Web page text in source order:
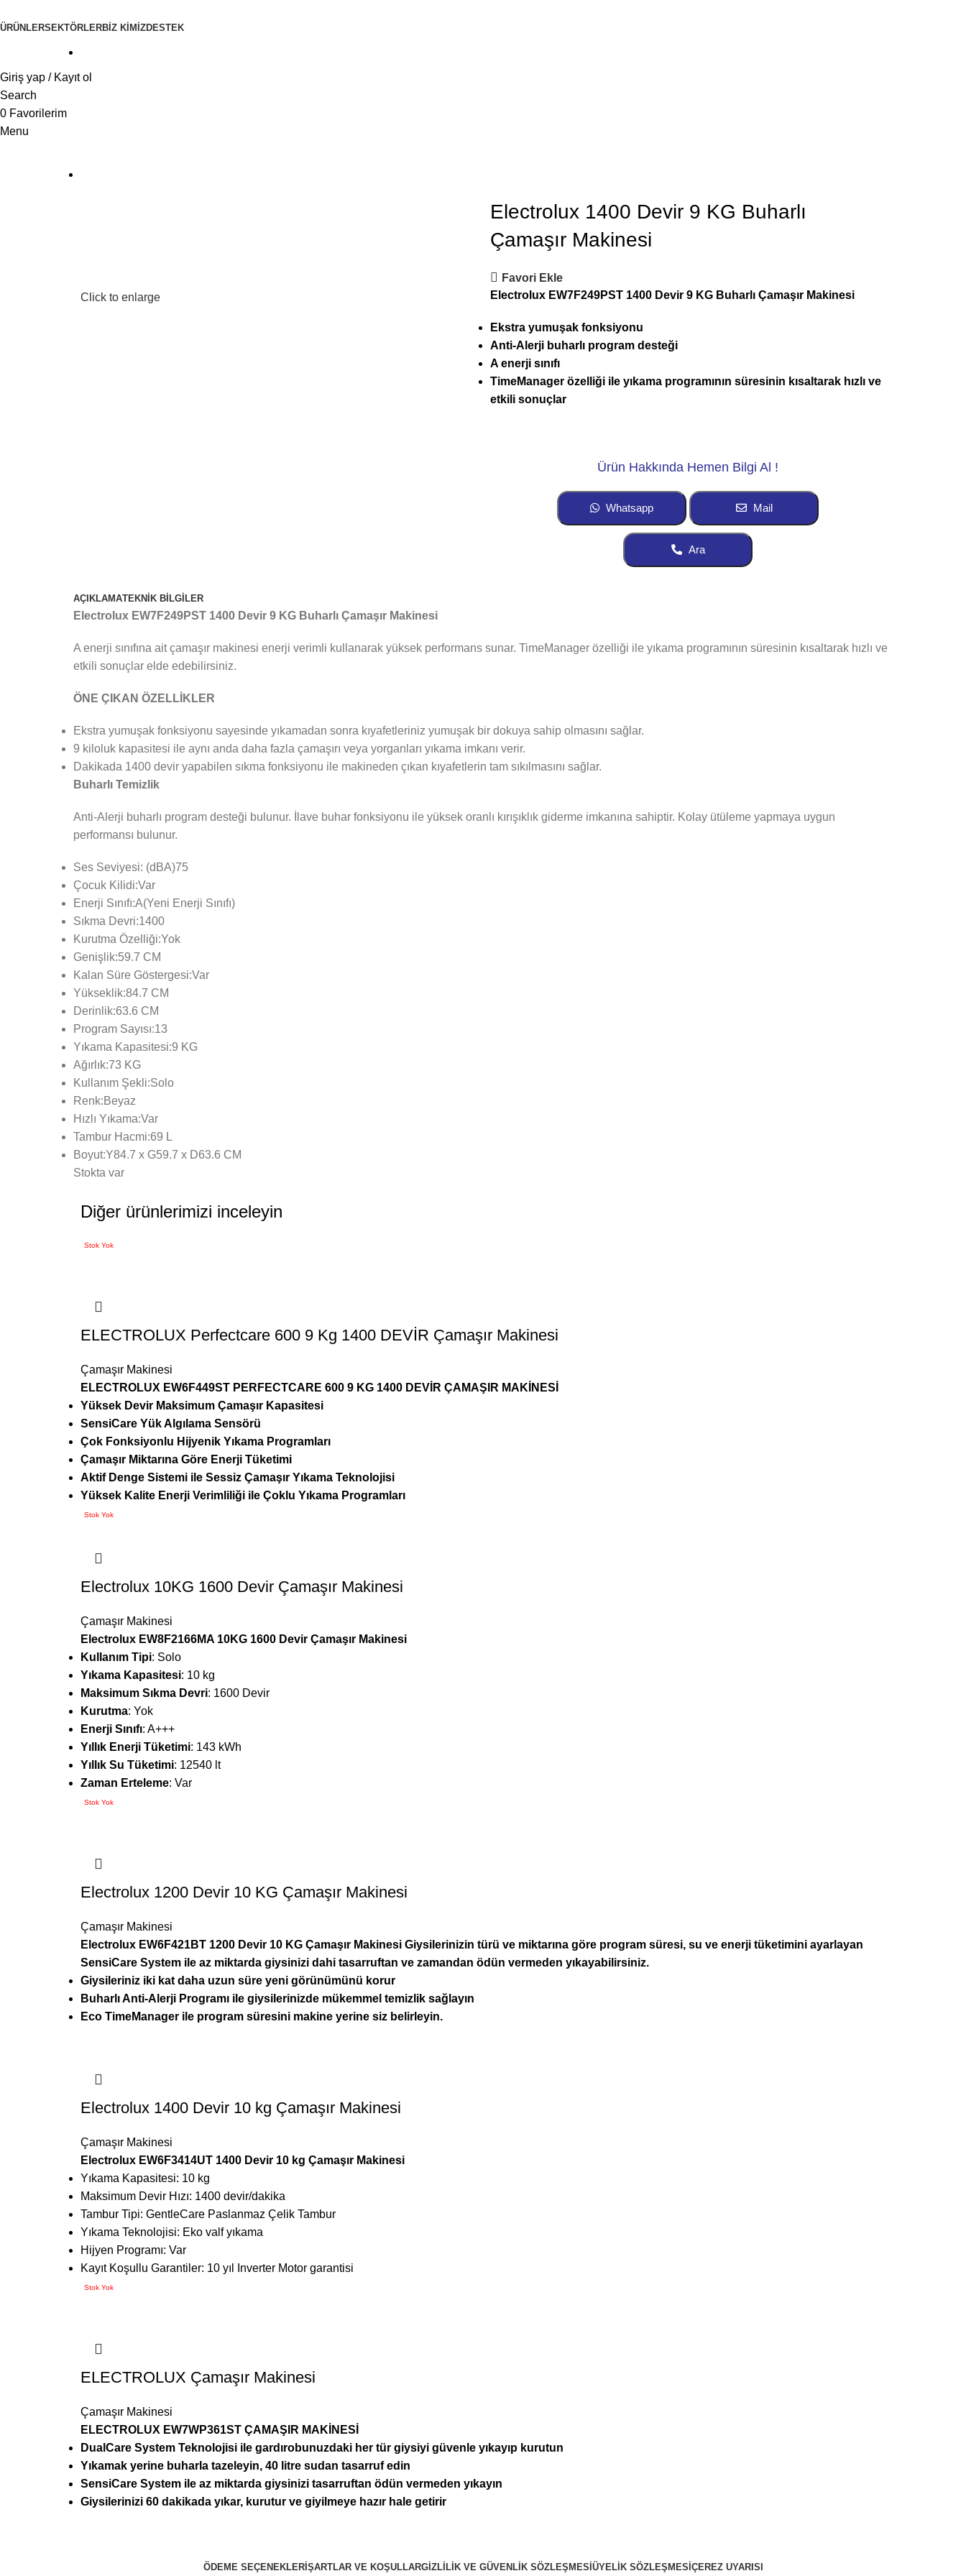
ÜRÜNLERSEKTÖRLERBİZ KİMİZDESTEK
Giriş yap / Kayıt ol
Search
0 Favorilerim
Menu
Click to enlarge
Electrolux 1400 Devir 9 KG Buharlı
Çamaşır Makinesi
Favori Ekle
Electrolux EW7F249PST 1400 Devir 9 KG Buharlı Çamaşır Makinesi
Ekstra yumuşak fonksiyonu
Anti-Alerji buharlı program desteği
A enerji sınıfı
TimeManager özelliği ile yıkama programının süresinin kısaltarak hızlı ve
etkili sonuçlar
Ürün Hakkında Hemen Bilgi Al !
Whatsapp Mail
Ara
AÇIKLAMATEKNİK BİLGİLER
Electrolux EW7F249PST 1400 Devir 9 KG Buharlı Çamaşır Makinesi
A enerji sınıfına ait çamaşır makinesi enerji verimli kullanarak yüksek performans sunar. TimeManager özelliği ile yıkama programının süresinin kısaltarak hızlı ve
etkili sonuçlar elde edebilirsiniz.
ÖNE ÇIKAN ÖZELLİKLER
Ekstra yumuşak fonksiyonu sayesinde yıkamadan sonra kıyafetleriniz yumuşak bir dokuya sahip olmasını sağlar.
9 kiloluk kapasitesi ile aynı anda daha fazla çamaşırı veya yorganları yıkama imkanı verir.
Dakikada 1400 devir yapabilen sıkma fonksiyonu ile makineden çıkan kıyafetlerin tam sıkılmasını sağlar.
Buharlı Temizlik
Anti-Alerji buharlı program desteği bulunur. İlave buhar fonksiyonu ile yüksek oranlı kırışıklık giderme imkanına sahiptir. Kolay ütüleme yapmaya uygun
performansı bulunur.
Ses Seviyesi: (dBA)75
Çocuk Kilidi:Var
Enerji Sınıfı:A(Yeni Enerji Sınıfı)
Sıkma Devri:1400
Kurutma Özelliği:Yok
Genişlik:59.7 CM
Kalan Süre Göstergesi:Var
Yükseklik:84.7 CM
Derinlik:63.6 CM
Program Sayısı:13
Yıkama Kapasitesi:9 KG
Ağırlık:73 KG
Kullanım Şekli:Solo
Renk:Beyaz
Hızlı Yıkama:Var
Tambur Hacmi:69 L
Boyut:Y84.7 x G59.7 x D63.6 CM
Stokta var
Diğer ürünlerimizi inceleyin
Stok Yok
ELECTROLUX Perfectcare 600 9 Kg 1400 DEVİR Çamaşır Makinesi
Çamaşır Makinesi
ELECTROLUX EW6F449ST PERFECTCARE 600 9 KG 1400 DEVİR ÇAMAŞIR MAKİNESİ
Yüksek Devir Maksimum Çamaşır Kapasitesi
SensiCare Yük Algılama Sensörü
Çok Fonksiyonlu Hijyenik Yıkama Programları
Çamaşır Miktarına Göre Enerji Tüketimi
Aktif Denge Sistemi ile Sessiz Çamaşır Yıkama Teknolojisi
Yüksek Kalite Enerji Verimliliği ile Çoklu Yıkama Programları
Stok Yok
Electrolux 10KG 1600 Devir Çamaşır Makinesi
Çamaşır Makinesi
Electrolux EW8F2166MA 10KG 1600 Devir Çamaşır Makinesi
Kullanım Tipi: Solo
Yıkama Kapasitesi: 10 kg
Maksimum Sıkma Devri: 1600 Devir
Kurutma: Yok
Enerji Sınıfı: A+++
Yıllık Enerji Tüketimi: 143 kWh
Yıllık Su Tüketimi: 12540 lt
Zaman Erteleme: Var
Stok Yok
Electrolux 1200 Devir 10 KG Çamaşır Makinesi
Çamaşır Makinesi
Electrolux EW6F421BT 1200 Devir 10 KG Çamaşır Makinesi Giysilerinizin türü ve miktarına göre program süresi, su ve enerji tüketimini ayarlayan
SensiCare System ile az miktarda giysinizi dahi tasarruftan ve zamandan ödün vermeden yıkayabilirsiniz.
Giysileriniz iki kat daha uzun süre yeni görünümünü korur
Buharlı Anti-Alerji Programı ile giysilerinizde mükemmel temizlik sağlayın
Eco TimeManager ile program süresini makine yerine siz belirleyin.
Electrolux 1400 Devir 10 kg Çamaşır Makinesi
Çamaşır Makinesi
Electrolux EW6F3414UT 1400 Devir 10 kg Çamaşır Makinesi
Yıkama Kapasitesi: 10 kg
Maksimum Devir Hızı: 1400 devir/dakika
Tambur Tipi: GentleCare Paslanmaz Çelik Tambur
Yıkama Teknolojisi: Eko valf yıkama
Hijyen Programı: Var
Kayıt Koşullu Garantiler: 10 yıl Inverter Motor garantisi
Stok Yok
ELECTROLUX Çamaşır Makinesi
Çamaşır Makinesi
ELECTROLUX EW7WP361ST ÇAMAŞIR MAKİNESİ
DualCare System Teknolojisi ile gardırobunuzdaki her tür giysiyi güvenle yıkayıp kurutun
Yıkamak yerine buharla tazeleyin, 40 litre sudan tasarruf edin
SensiCare System ile az miktarda giysinizi tasarruftan ödün vermeden yıkayın
Giysilerinizi 60 dakikada yıkar, kurutur ve giyilmeye hazır hale getirir
ÖDEME SEÇENEKLERI ŞARTLAR VE KOŞULLARGIZLILIK VE GÜVENLIK SÖZLEŞMESI ÜYELIK SÖZLEŞMESI ÇEREZ UYARISI